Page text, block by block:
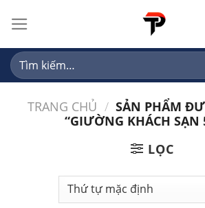
content
Tìm
kiếm:
TRANG CHỦ / SẢN PHẨM
“GIƯỜNG KHÁCH SẠN
LỌC